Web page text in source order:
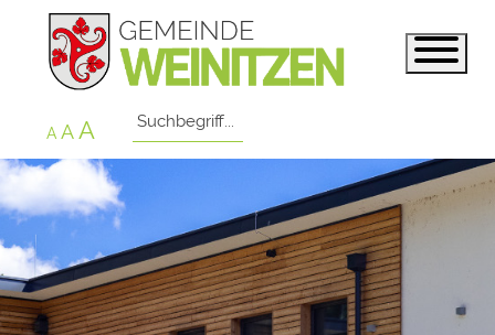
A AA